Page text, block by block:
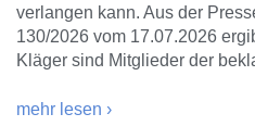
verlangen kann. Aus der
130/2026 vom 17.07.2026
Kläger sind Mitglieder der
mehr lesen ›